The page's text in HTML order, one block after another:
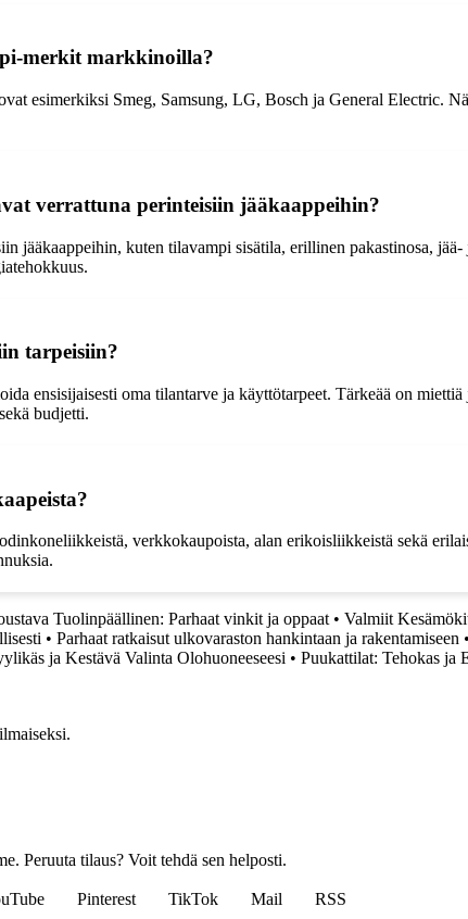
merkit markkinoilla?
esimerkiksi Smeg, Samsung, LG, Bosch ja General Electric.
verrattuna perinteisiin jääkaappeihin?
jääkaappeihin, kuten tilavampi sisätila, erillinen pakastinosa,
tarpeisiin?
ensisijaisesti oma tilantarve ja käyttötarpeet. Tärkeää on
budjetti.
verkkokaupoista, alan erikoisliikkeistä sekä
Tuolinpäällinen: Parhaat vinkit ja oppaat• Valmiit
• Parhaat ratkaisut ulkovaraston hankintaan ja rakentamiseen •
ja Kestävä Valinta Olohuoneeseesi • Puukattilat: Tehokas ja
Peruuta tilaus? Voit tehdä sen helposti.
Pinterest TikTok Mail
RSS